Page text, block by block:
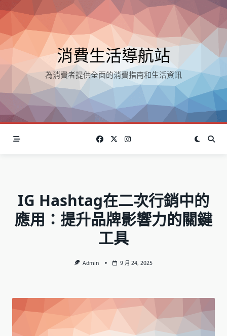
Skip
to
content
消費生活導航站
為消費者提供全面的消費指南和生活資訊
IG Hashtag在二次行銷中的
應用：提升品牌影響力的關鍵
工具
Admin 9 月 24, 2025